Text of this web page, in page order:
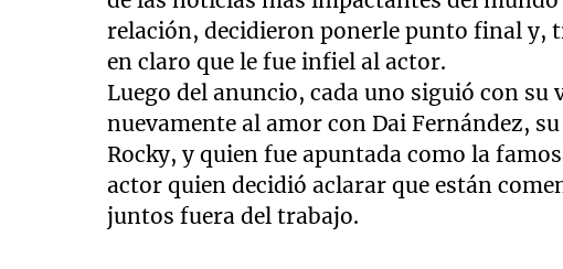
relación, decidieron ponerle punto final y,
en claro que le fue infiel al actor.
Luego del anuncio, cada uno siguió con su
nuevamente al amor con Dai Fernández,
Rocky, y quien fue apuntada como la
actor quien decidió aclarar que están
juntos fuera del trabajo.